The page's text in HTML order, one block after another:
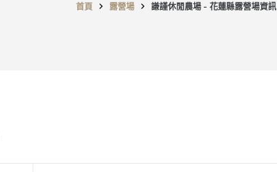
首頁 露營場 謙謹休閒農場 - 花蓮縣露營場資訊